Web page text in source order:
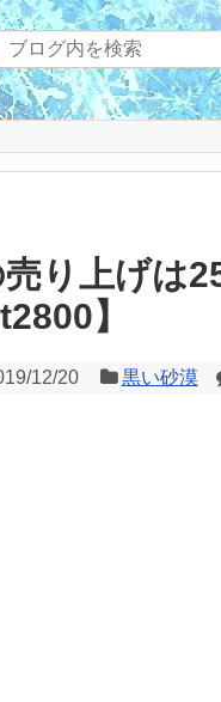
り上げは
】
12/20 黒い砂漠